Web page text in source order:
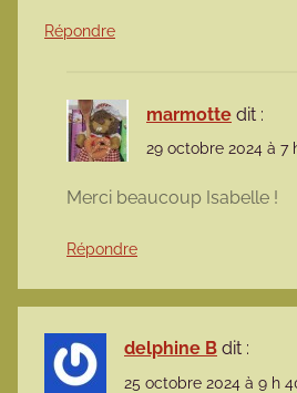
Répondre
marmotte dit :
29 octobre 2024 à 7
Merci beaucoup Isabelle !
Répondre
delphine B dit :
25 octobre 2024 à 9 h